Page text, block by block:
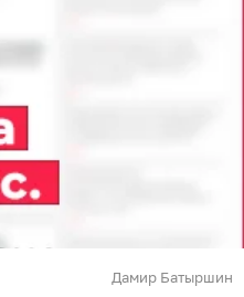
Дамир Батыршин